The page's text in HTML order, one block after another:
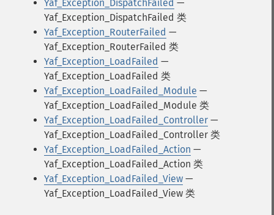
Yaf_Exception_DispatchFailed —
Yaf_Exception_DispatchFailed 类
Yaf_Exception_RouterFailed —
Yaf_Exception_RouterFailed 类
Yaf_Exception_LoadFailed —
Yaf_Exception_LoadFailed 类
Yaf_Exception_LoadFailed_Module —
Yaf_Exception_LoadFailed_Module 类
Yaf_Exception_LoadFailed_Controller —
Yaf_Exception_LoadFailed_Controller 类
Yaf_Exception_LoadFailed_Action —
Yaf_Exception_LoadFailed_Action 类
Yaf_Exception_LoadFailed_View —
Yaf_Exception_LoadFailed_View 类